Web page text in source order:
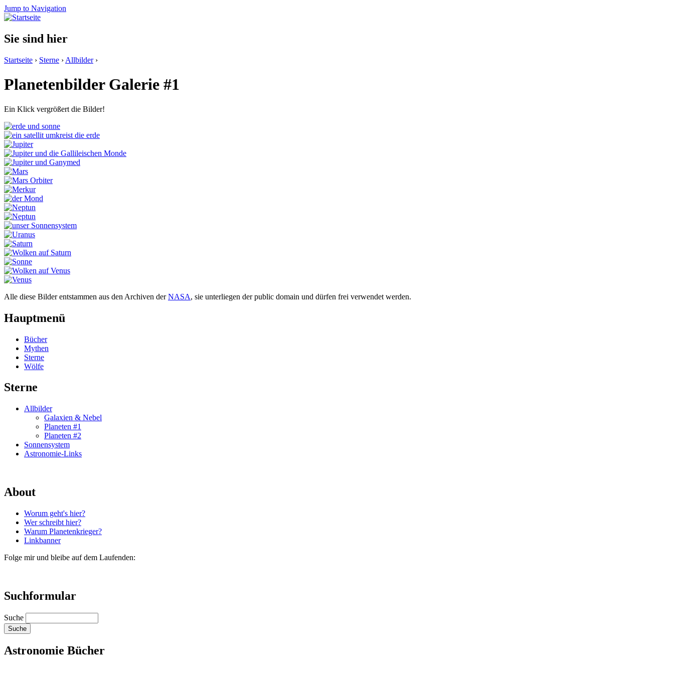
Jump to Navigation
Sie sind hier
Startseite › Sterne › Allbilder›
Planetenbilder Galerie #1
Ein Klick vergrößert die Bilder!
Alle diese Bilder entstammen aus den Archiven derNASA, sie unterliegen der public domain und dürfen frei verwendet werden.
Hauptmenü
Bücher
Mythen
Sterne
Wölfe
Sterne
Allbilder
Galaxien & Nebel
Planeten #1
Planeten #2
Sonnensystem
Astronomie-Links
About
Worum geht's hier?
Wer schreibt hier?
Warum Planetenkrieger?
Linkbanner
Folge mir und bleibe auf dem Laufenden:
Suchformular
Suche
Astronomie Bücher